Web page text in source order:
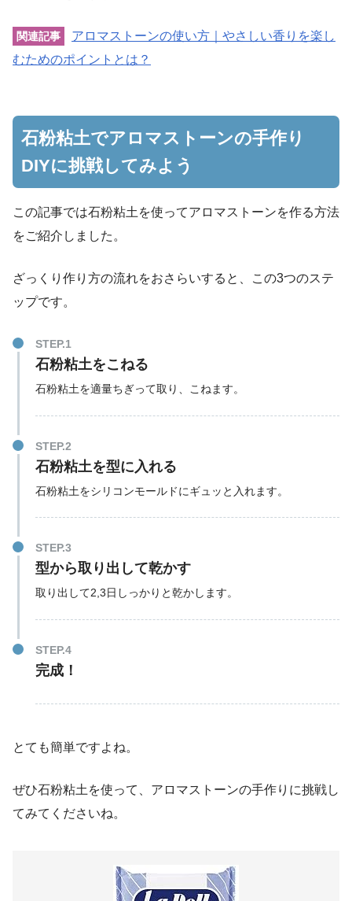
関連記事
アロマストーンの使い方｜やさしい香りを楽し
むためのポイントとは？
石粉粘土でアロマストーンの手作り
DIYに挑戦してみよう
この記事では石粉粘土を使ってアロマストーンを作る方法
をご紹介しました。
ざっくり作り方の流れをおさらいすると、この3つのステ
ップです。
STEP.1
石粉粘土をこねる
石粉粘土を適量ちぎって取り、こねます。
STEP.2
石粉粘土を型に入れる
石粉粘土をシリコンモールドにギュッと入れます。
STEP.3
型から取り出して乾かす
取り出して2,3日しっかりと乾かします。
STEP.4
完成！
とても簡単ですよね。
ぜひ石粉粘土を使って、アロマストーンの手作りに挑戦し
てみてくださいね。